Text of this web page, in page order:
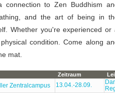
connection to Zen Buddhism
and the art of being in
Whether you're experienced or
condition. Come along
mat.
Zeitraum
Zentralcampus 13.04.-28.09.